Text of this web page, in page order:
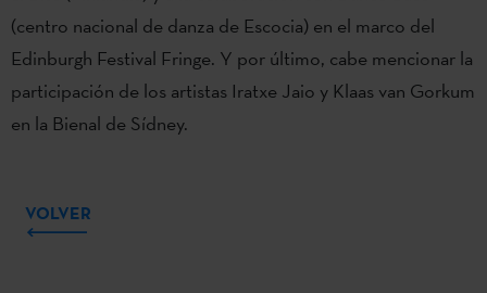
(centro nacional de danza de Escocia) en el marco del
Edinburgh Festival Fringe. Y por último, cabe mencionar la
participación de los artistas Iratxe Jaio y Klaas van Gorkum
en la Bienal de Sídney.
VOLVER